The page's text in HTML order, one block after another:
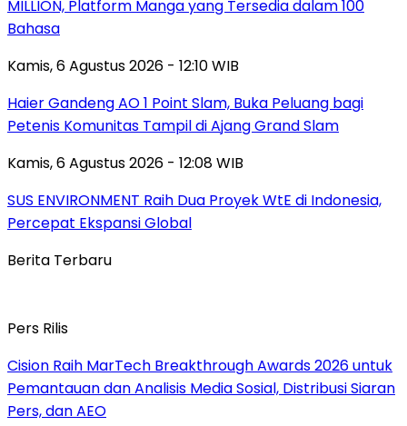
MILLION, Platform Manga yang Tersedia dalam 100
Bahasa
Kamis, 6 Agustus 2026 - 12:10 WIB
Haier Gandeng AO 1 Point Slam, Buka Peluang bagi
Petenis Komunitas Tampil di Ajang Grand Slam
Kamis, 6 Agustus 2026 - 12:08 WIB
SUS ENVIRONMENT Raih Dua Proyek WtE di Indonesia,
Percepat Ekspansi Global
Berita Terbaru
Pers Rilis
Cision Raih MarTech Breakthrough Awards 2026 untuk
Pemantauan dan Analisis Media Sosial, Distribusi Siaran
Pers, dan AEO